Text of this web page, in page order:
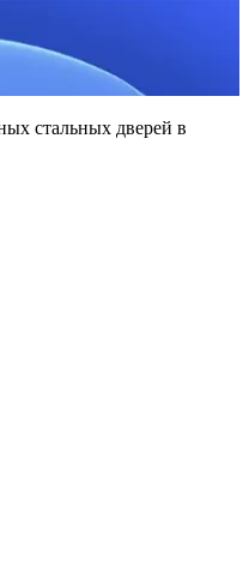
стальных дверей в